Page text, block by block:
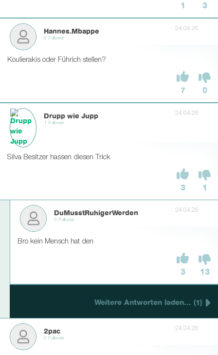
1 3
Hannes.Mbappe
0 Follower
24.04.26
Koulierakis oder Führich stellen?
7 0
Drupp wie Jupp
1 Follower
24.04.26
Silva Besitzer hassen diesen Trick
3 1
DuMusstRuhigerWerden
0 Follower
24.04.26
Bro kein Mensch hat den
3 13
Weitere Antworten laden... (1)
2pac
0 Follower
24.04.26